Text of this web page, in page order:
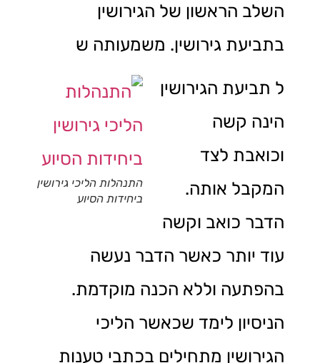
השלב הראשון של הגירושין
בתביעת גירושין. משמעותה ש
התנהלות הליכי גירושין
ביחידות הסיוע
ל תביעת הגירושין
הינה קשה
וכואבת לצד
המקבל אותה.
הדבר כואב וקשה
עוד יותר כאשר הדבר נעשה
בהפתעה וללא הכנה מוקדמת.
הניסיון לימד שכאשר הליכי
הגירושין מתחילים בכתבי טענות